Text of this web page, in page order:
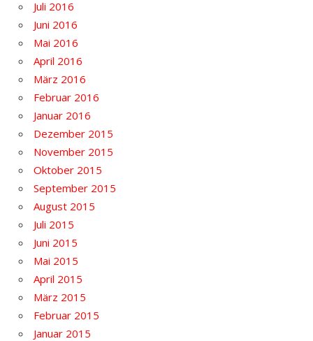
Juli 2016
Juni 2016
Mai 2016
April 2016
März 2016
Februar 2016
Januar 2016
Dezember 2015
November 2015
Oktober 2015
September 2015
August 2015
Juli 2015
Juni 2015
Mai 2015
April 2015
März 2015
Februar 2015
Januar 2015